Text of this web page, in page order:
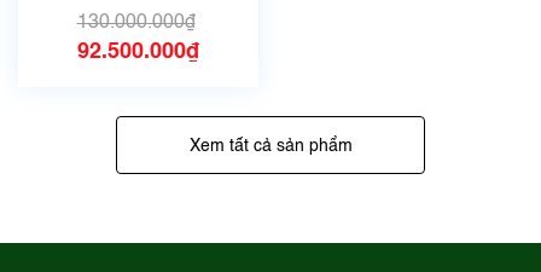
130.000.000₫
92.500.000₫
Xem tất cả sản phẩm